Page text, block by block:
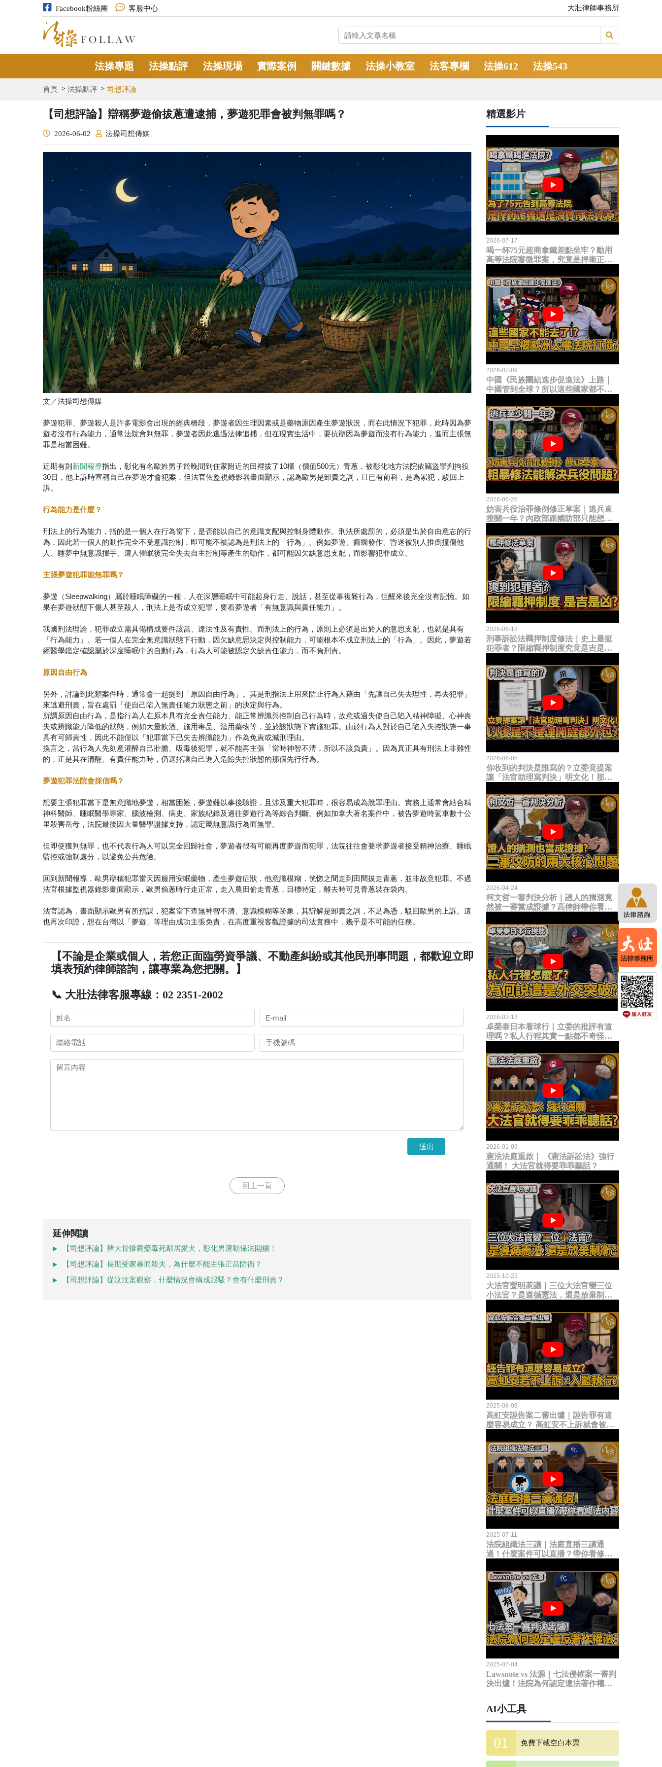
Facebook粉絲團 客服中心 大壯律師事務所
法操專題 法操點評 法操現場 實際案例 關鍵數據 法操小教室 法客專欄 法操612 法操543
首頁 法操點評 司想評論
【司想評論】辯稱夢遊偷拔蔥遭逮捕，夢遊犯罪會被判無罪嗎？
2026-06-02 法操司想傳媒
文／法操司想傳媒
夢遊犯罪、夢遊殺人是許多電影會出現的經典橋段，夢遊者因生理因素或是藥物原因產生夢遊狀況，而在此情況下犯罪，此時因為夢
遊者沒有行為能力，通常法院會判無罪，夢遊者因此逃過法律追捕，但在現實生活中，要抗辯因為夢遊而沒有行為能力，進而主張無
罪是相當困難。
近期有則 新聞報導指出，彰化有名歐姓男子於晚間到住家附近的田裡拔了10欉（價值500元）青蔥，被彰化地方法院依竊盜罪判拘役
30日，他上訴時宣稱自己在夢遊才會犯案，但法官依監視錄影器畫面顯示，認為歐男是卸責之詞，且已有前科，是為累犯，駁回上
訴。
行為能力是什麼？
刑法上的行為能力，指的是一個人在行為當下，是否能以自己的意識支配與控制身體動作。刑法所處罰的，必須是出於自由意志的行
為，因此若一個人的動作完全不受意識控制，即可能不被認為是刑法上的「行為」。例如夢遊、癲癇發作、昏迷被別人推倒撞傷他
人、睡夢中無意識揮手、遭人催眠後完全失去自主控制等產生的動作，都可能因欠缺意思支配，而影響犯罪成立。
主張夢遊犯罪能無罪嗎？
夢遊（Sleepwalking）屬於睡眠障礙的一種，人在深層睡眠中可能起身行走、說話，甚至從事複雜行為，但醒來後完全沒有記憶。如
果在夢遊狀態下傷人甚至殺人，刑法上是否成立犯罪，要看夢遊者「有無意識與責任能力」。
我國刑法理論，犯罪成立需具備構成要件該當、違法性及有責性。而刑法上的行為，原則上必須是出於人的意思支配，也就是具有
「行為能力」。若一個人在完全無意識狀態下行動，因欠缺意思決定與控制能力，可能根本不成立刑法上的「行為」。因此，夢遊若
經醫學鑑定確認屬於深度睡眠中的自動行為，行為人可能被認定欠缺責任能力，而不負刑責。
原因自由行為
另外，討論到此類案件時，通常會一起提到「原因自由行為」。其是刑指法上用來防止行為人藉由「先讓自己失去理性，再去犯罪」
來逃避刑責，旨在處罰「使自己陷入無責任能力狀態之前」的決定與行為。
所謂原因自由行為，是指行為人在原本具有完全責任能力、能正常辨識與控制自己行為時，故意或過失使自己陷入精神障礙、心神喪
失或辨識能力降低的狀態，例如大量飲酒、施用毒品、濫用藥物等，並於該狀態下實施犯罪。由於行為人對於自己陷入失控狀態一事
具有可歸責性，因此不能僅以「犯罪當下已失去辨識能力」作為免責或減刑理由。
換言之，當行為人先刻意灌醉自己壯膽、吸毒後犯罪，就不能再主張「當時神智不清，所以不該負責」。因為真正具有刑法上非難性
的，正是其在清醒、有責任能力時，仍選擇讓自己進入危險失控狀態的那個先行行為。
夢遊犯罪法院會採信嗎？
想要主張犯罪當下是無意識地夢遊，相當困難，夢遊難以事後驗證，且涉及重大犯罪時，很容易成為脫罪理由。實務上通常會結合精
神科醫師、睡眠醫學專家、腦波檢測、病史、家族紀錄及過往夢遊行為等綜合判斷。例如加拿大著名案件中，被告夢遊時駕車數十公
里殺害岳母，法院最後因大量醫學證據支持，認定屬無意識行為而無罪。
但即使獲判無罪，也不代表行為人可以完全回歸社會，夢遊者很有可能再度夢遊而犯罪，法院往往會要求夢遊者接受精神治療、睡眠
監控或強制處分，以避免公共危險。
回到新聞報導，歐男辯稱犯罪當天因服用安眠藥物，產生夢遊症狀，他意識模糊，恍惚之間走到田間拔走青蔥，並非故意犯罪。不過
法官根據監視器錄影畫面顯示，歐男偷蔥時行走正常，走入農田偷走青蔥，目標特定，離去時可見青蔥裝在袋內。
法官認為，畫面顯示歐男有所預謀，犯案當下查無神智不清、意識模糊等跡象，其辯解是卸責之詞，不足為憑，駁回歐男的上訴。這
也再次印證，想在台灣以「夢遊」等理由成功主張免責，在高度重視客觀證據的司法實務中，幾乎是不可能的任務。
【不論是企業或個人，若您正面臨勞資爭議、不動產糾紛或其他民刑事問題，都歡迎立即
填表預約律師諮詢，讓專業為您把關。】
📞 大壯法律客服專線：02 2351-2002
送出
回上一頁
延伸閱讀
【司想評論】豬大骨摻農藥毒死鄰居愛犬，彰化男遭動保法開鍘！
【司想評論】長期受家暴而殺夫，為什麼不能主張正當防衛？
【司想評論】從汶汶案觀察，什麼情況會構成跟騷？會有什麼刑責？
精選影片
2026-07-17
喝一杯75元超商拿鐵差點坐牢？動用
高等法院審微罪案，究竟是捍衛正義
2026-07-09
中國《民族團結進步促進法》上路｜
中國管到全球？所以這些國家都不能
臉？
2026-06-26
妨害兵役治罪條例修正草案｜逃兵直
接關一年？內政部跟國防部只能想到
題？
2026-06-18
刑事訴訟法羈押制度修法｜史上最挺
犯罪者？限縮羈押制度究竟是吉是
2026-06-05
你收到的判決是誰寫的？立委竟提案
讓「法官助理寫判決」明文化！那以
2026-04-24
柯文哲一審判決分析｜證人的揣測竟
然被一審當成證據？高律師帶你看未
2026-03-13
卓榮泰日本看球行｜立委的批評有道
理嗎？私人行程其實一點都不奇怪？
2026-01-09
憲法法庭重啟｜ 《憲法訴訟法》強行
通關！ 大法官就得要乖乖聽話？
2025-10-23
大法官聲明惹議｜三位大法官變三位
小法官？是遵循憲法，還是放棄制衡
2025-08-08
高虹安誣告案二審出爐｜誣告罪有這
麼容易成立？ 高虹安不上訴就會被
2025-07-11
法院組織法三讀｜法庭直播三讀通
過！什麼案件可以直播？帶你看修法
2025-07-04
Lawsnote vs 法源｜七法侵權案一審判
決出爐！法院為何認定違法著作權
AI小工具
免費下載空白本票